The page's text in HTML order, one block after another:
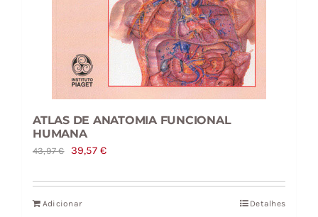
ATLAS DE ANATOMIA FUNCIONAL
HUMANA
43,97€
O
original
era:
39,57€O
atual
Adicionar Detalhes